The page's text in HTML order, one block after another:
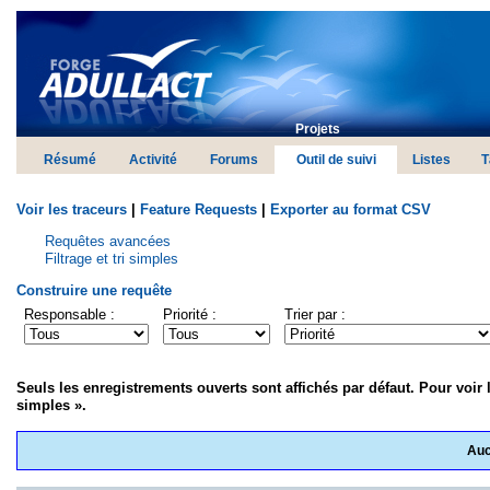
Projets
Résumé Activité Forums Outil de suivi Listes
Voir les traceurs | Feature Requests | Exporter au format CSV
Requêtes avancées
Filtrage et tri simples
Construire une requête
Responsable :
Priorité : Trier par :
Seuls les enregistrements ouverts sont affichés par défaut. Pour
simples ».